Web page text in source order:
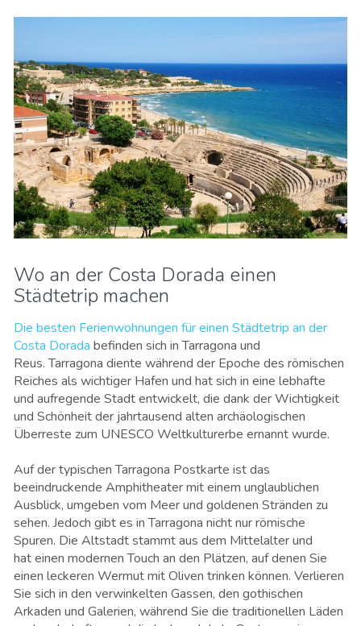
Wo an der Costa Dorada einen
Städtetrip machen
Die besten Ferienwohnungen für einen Städtetrip an der
Costa Dorada befinden sich in Tarragona und
Reus. Tarragona diente während der Epoche des römischen
Reiches als wichtiger Hafen und hat sich in eine lebhafte
und aufregende Stadt entwickelt, die dank der Wichtigkeit
und Schönheit der jahrtausend alten archäologischen
Überreste zum UNESCO Weltkulturerbe ernannt wurde.
Auf der typischen Tarragona Postkarte ist das
beeindruckende Amphitheater mit einem unglaublichen
Ausblick, umgeben vom Meer und goldenen Stränden zu
sehen. Jedoch gibt es in Tarragona nicht nur römische
Spuren. Die Altstadt stammt aus dem Mittelalter und
hat einen modernen Touch an den Plätzen, auf denen Sie
einen leckeren Wermut mit Oliven trinken können. Verlieren
Sie sich in den verwinkelten Gassen, den gothischen
Arkaden und Galerien, während Sie die traditionellen Läden